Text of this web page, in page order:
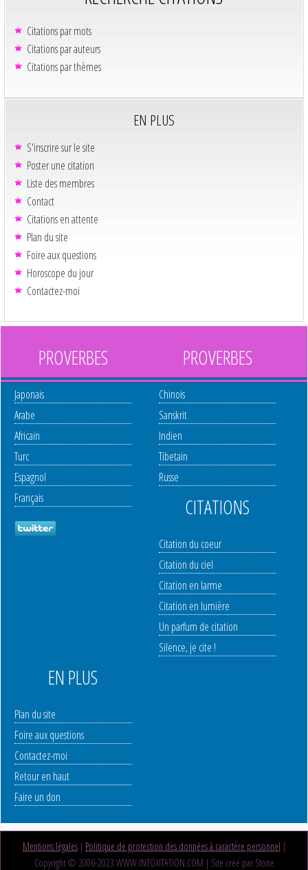
Citations par mots
Citations par auteurs
Citations par thèmes
EN PLUS
S'inscrire sur le site
Poster une citation
Liste des membres
Contact
Citations en attente
Plan du site
Foire aux questions
Horoscope du jour
Contactez-moi
PROVERBES
Japonais
Arabe
Africain
Turc
Espagnol
Français
PROVERBES
Chinois
Sanskrit
Indien
Tibetain
Russe
CITATIONS
Citation du coeur
Citation du ciel
Citation en larme
Citation en lumière
Un parfum de citation
Silence, je cite !
EN PLUS
Plan du site
Foire aux questions
Contactez-moi
Retour en haut
Faire un don
Mentions légales| Politique de protection des données à caractère personnel |
Copyright © 2006-2023 WWW.INTOXITATION.COM | Site créé par Stone